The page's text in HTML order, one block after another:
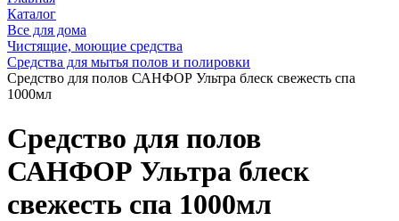
Каталог
Все для дома
Чистящие, моющие средства
Средства для мытья полов и полировки
Средство для полов САНФОР Ультра блеск свежесть спа
1000мл
Средство для полов
САНФОР Ультра блеск
свежесть спа 1000мл